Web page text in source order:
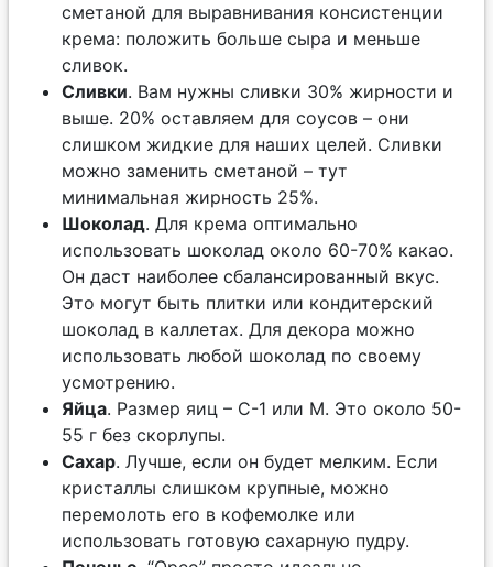
сметаной для выравнивания консистенции
крема: положить больше сыра и меньше
сливок.
Сливки. Вам нужны сливки 30% жирности и
выше. 20% оставляем для соусов – они
слишком жидкие для наших целей. Сливки
можно заменить сметаной – тут
минимальная жирность 25%.
Шоколад. Для крема оптимально
использовать шоколад около 60-70% какао.
Он даст наиболее сбалансированный вкус.
Это могут быть плитки или кондитерский
шоколад в каллетах. Для декора можно
использовать любой шоколад по своему
усмотрению.
Яйца. Размер яиц – С-1 или M. Это около 50-
55 г без скорлупы.
Сахар. Лучше, если он будет мелким. Если
кристаллы слишком крупные, можно
перемолоть его в кофемолке или
использовать готовую сахарную пудру.